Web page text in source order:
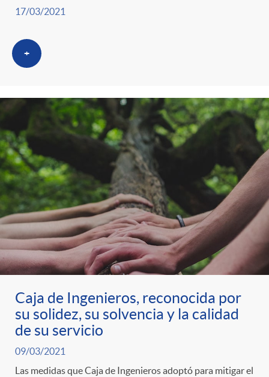
17/03/2021
+
Caja de Ingenieros, reconocida por
su solidez, su solvencia y la calidad
de su servicio
09/03/2021
Las medidas que Caja de Ingenieros adoptó para mitigar el